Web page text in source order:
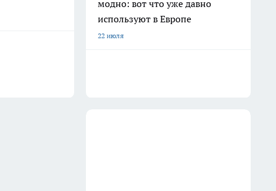
модно: вот что уже давно
используют в Европе
22 июля